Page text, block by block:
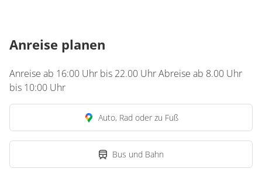
Anreise planen
Anreise ab 16:00 Uhr bis 22.00 Uhr Abreise ab 8.00 Uhr
bis 10:00 Uhr
Auto, Rad oder zu Fuß
Bus und Bahn